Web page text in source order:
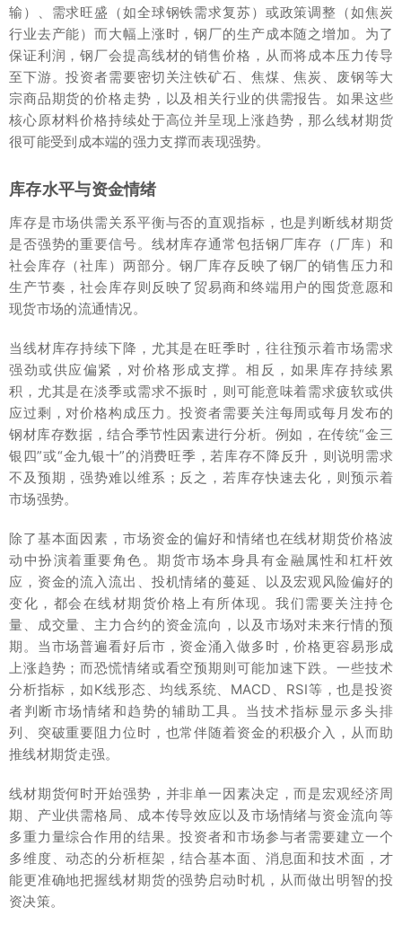
输）、需求旺盛（如全球钢铁需求复苏）或政策调整（如焦炭
行业去产能）而大幅上涨时，钢厂的生产成本随之增加。为了
保证利润，钢厂会提高线材的销售价格，从而将成本压力传导
至下游。投资者需要密切关注铁矿石、焦煤、焦炭、废钢等大
宗商品期货的价格走势，以及相关行业的供需报告。如果这些
核心原材料价格持续处于高位并呈现上涨趋势，那么线材期货
很可能受到成本端的强力支撑而表现强势。
库存水平与资金情绪
库存是市场供需关系平衡与否的直观指标，也是判断线材期货
是否强势的重要信号。线材库存通常包括钢厂库存（厂库）和
社会库存（社库）两部分。钢厂库存反映了钢厂的销售压力和
生产节奏，社会库存则反映了贸易商和终端用户的囤货意愿和
现货市场的流通情况。
当线材库存持续下降，尤其是在旺季时，往往预示着市场需求
强劲或供应偏紧，对价格形成支撑。相反，如果库存持续累
积，尤其是在淡季或需求不振时，则可能意味着需求疲软或供
应过剩，对价格构成压力。投资者需要关注每周或每月发布的
钢材库存数据，结合季节性因素进行分析。例如，在传统“金三
银四”或“金九银十”的消费旺季，若库存不降反升，则说明需求
不及预期，强势难以维系；反之，若库存快速去化，则预示着
市场强势。
除了基本面因素，市场资金的偏好和情绪也在线材期货价格波
动中扮演着重要角色。期货市场本身具有金融属性和杠杆效
应，资金的流入流出、投机情绪的蔓延、以及宏观风险偏好的
变化，都会在线材期货价格上有所体现。我们需要关注持仓
量、成交量、主力合约的资金流向，以及市场对未来行情的预
期。当市场普遍看好后市，资金涌入做多时，价格更容易形成
上涨趋势；而恐慌情绪或看空预期则可能加速下跌。一些技术
分析指标，如K线形态、均线系统、MACD、RSI等，也是投资
者判断市场情绪和趋势的辅助工具。当技术指标显示多头排
列、突破重要阻力位时，也常伴随着资金的积极介入，从而助
推线材期货走强。
线材期货何时开始强势，并非单一因素决定，而是宏观经济周
期、产业供需格局、成本传导效应以及市场情绪与资金流向等
多重力量综合作用的结果。投资者和市场参与者需要建立一个
多维度、动态的分析框架，结合基本面、消息面和技术面，才
能更准确地把握线材期货的强势启动时机，从而做出明智的投
资决策。